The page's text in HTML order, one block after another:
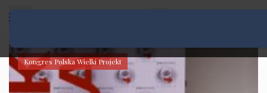
Kongres Polska Wielki Projekt